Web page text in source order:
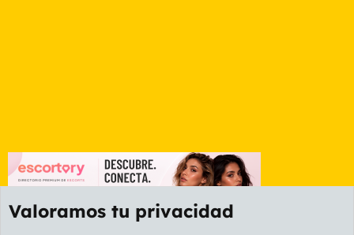
Valoramos tu privacidad